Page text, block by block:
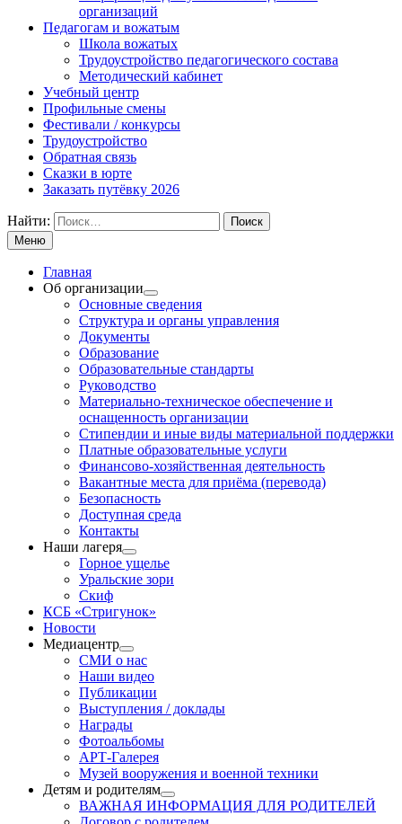
организаций
Педагогам и вожатым
Школа вожатых
Трудоустройство педагогического состава
Методический кабинет
Учебный центр
Профильные смены
Фестивали / конкурсы
Трудоустройство
Обратная связь
Сказки в юрте
Заказать путёвку 2026
Найти:
Меню
Главная
Об организации
Основные сведения
Структура и органы управления
Документы
Образование
Образовательные стандарты
Руководство
Материально-техническое обеспечение и
оснащенность организации
Стипендии и иные виды материальной поддержки
Платные образовательные услуги
Финансово-хозяйственная деятельность
Вакантные места для приёма (перевода)
Безопасность
Доступная среда
Контакты
Наши лагеря
Горное ущелье
Уральские зори
Скиф
КСБ «Стригунок»
Новости
Медиацентр
СМИ о нас
Наши видео
Публикации
Выступления / доклады
Награды
Фотоальбомы
АРТ-Галерея
Музей вооружения и военной техники
Детям и родителям
ВАЖНАЯ ИНФОРМАЦИЯ ДЛЯ РОДИТЕЛЕЙ